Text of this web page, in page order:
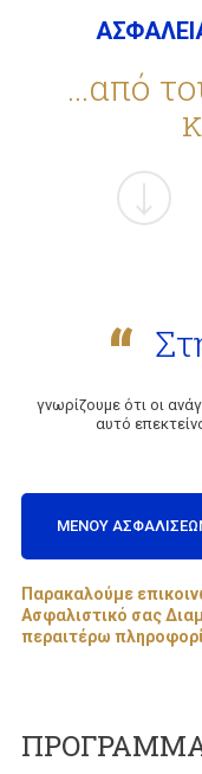
...από
γνωρίζουμε ότι οι
αυτό
ΜΕΝΟΥ
Παρακαλούμε
Ασφαλιστικό σας
περαιτέρω